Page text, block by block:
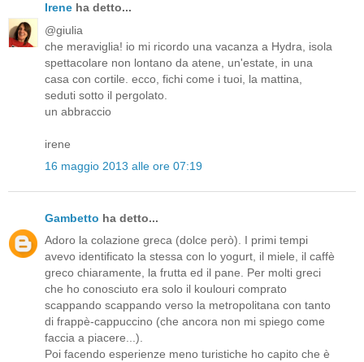
Irene ha detto...
@giulia
che meraviglia! io mi ricordo una vacanza a Hydra, isola
spettacolare non lontano da atene, un'estate, in una
casa con cortile. ecco, fichi come i tuoi, la mattina,
seduti sotto il pergolato.
un abbraccio
irene
16 maggio 2013 alle ore 07:19
Gambetto ha detto...
Adoro la colazione greca (dolce però). I primi tempi
avevo identificato la stessa con lo yogurt, il miele, il caffè
greco chiaramente, la frutta ed il pane. Per molti greci
che ho conosciuto era solo il koulouri comprato
scappando scappando verso la metropolitana con tanto
di frappè-cappuccino (che ancora non mi spiego come
faccia a piacere...).
Poi facendo esperienze meno turistiche ho capito che è